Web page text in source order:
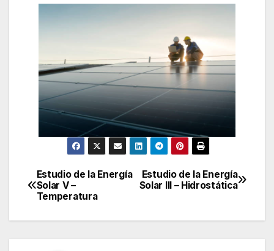
Navegación
de
Estudio de la Energía
Solar III – Hidrostática
Estudio de la Energía
Solar V –
Temperatura